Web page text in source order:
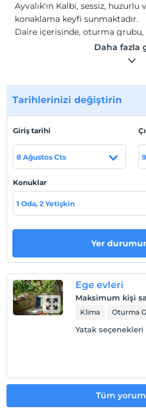
Ayvalık'ın Kalbi, sessiz, huzurlu
konaklama keyfi sunmaktadır.
Daire içerisinde, oturma grubu,
mutfak, ocak, bulaşık makinesi,
Balıkesir Merkez'de
Sahil
Plaja 700 m mesafededir.
En erken saat 14:00 ve sonrası
Check/out
En geç saat 12:00 ve öncesi
Evcil Hayvan
Tesise 14:00 – 20:00 saatleri
saatler dışında giriş kapısı
Daha fazla
Tarihlerinizi değiştirin
Giriş tarihi
8 Ağustos Cts
Konuklar
1 Oda, 2 Yetişkin
Yer
Ege evleri
Maksimum kişi
Klima Oturma
Yatak seçenekleri
Tüm